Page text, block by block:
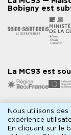
Bobigny est
La MC93 est
Partenaires
Nous utilisons
expérience
En cliquant sur le